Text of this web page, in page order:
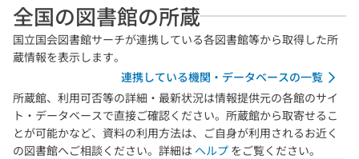
全国の図書館の所蔵
国立国会図書館サーチが連携している各図書館等から取得した所
蔵情報を表示します。
連携している機関・データベースの一覧
所蔵館、利用可否等の詳細・最新状況は情報提供元の各館のサイ
ト・データベースで直接ご確認ください。所蔵館から取寄せるこ
とが可能かなど、資料の利用方法は、ご自身が利用されるお近く
の図書館へご相談ください。詳細は ヘルプ をご覧ください。